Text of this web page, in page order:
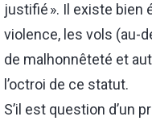
justifié ». Il existe bien
violence, les vols (au-
de malhonnêteté et
l’octroi de ce statut.
S’il est question d’un